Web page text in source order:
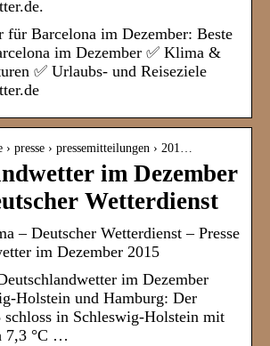
für Barcelona im Dezember: Beste
im Dezember ✅ Klima &
✅ Urlaubs- und Reiseziele
presse › pressemitteilungen › 201…
im Dezember
Wetterdienst
– Deutscher Wetterdienst – Presse
im Dezember 2015
im Dezember
Holstein und Hamburg: Der
schloss in Schleswig-Holstein mit
7,3 °C …